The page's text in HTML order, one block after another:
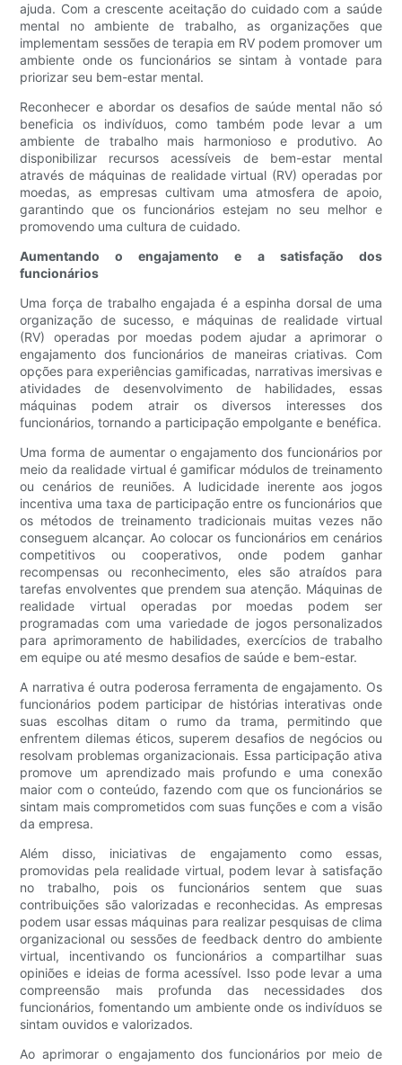
ajuda. Com a crescente aceitação do cuidado com a saúde
mental no ambiente de trabalho, as organizações que
implementam sessões de terapia em RV podem promover um
ambiente onde os funcionários se sintam à vontade para
priorizar seu bem-estar mental.
Reconhecer e abordar os desafios de saúde mental não só
beneficia os indivíduos, como também pode levar a um
ambiente de trabalho mais harmonioso e produtivo. Ao
disponibilizar recursos acessíveis de bem-estar mental
através de máquinas de realidade virtual (RV) operadas por
moedas, as empresas cultivam uma atmosfera de apoio,
garantindo que os funcionários estejam no seu melhor e
promovendo uma cultura de cuidado.
Aumentando o engajamento e a satisfação dos
funcionários
Uma força de trabalho engajada é a espinha dorsal de uma
organização de sucesso, e máquinas de realidade virtual
(RV) operadas por moedas podem ajudar a aprimorar o
engajamento dos funcionários de maneiras criativas. Com
opções para experiências gamificadas, narrativas imersivas e
atividades de desenvolvimento de habilidades, essas
máquinas podem atrair os diversos interesses dos
funcionários, tornando a participação empolgante e benéfica.
Uma forma de aumentar o engajamento dos funcionários por
meio da realidade virtual é gamificar módulos de treinamento
ou cenários de reuniões. A ludicidade inerente aos jogos
incentiva uma taxa de participação entre os funcionários que
os métodos de treinamento tradicionais muitas vezes não
conseguem alcançar. Ao colocar os funcionários em cenários
competitivos ou cooperativos, onde podem ganhar
recompensas ou reconhecimento, eles são atraídos para
tarefas envolventes que prendem sua atenção. Máquinas de
realidade virtual operadas por moedas podem ser
programadas com uma variedade de jogos personalizados
para aprimoramento de habilidades, exercícios de trabalho
em equipe ou até mesmo desafios de saúde e bem-estar.
A narrativa é outra poderosa ferramenta de engajamento. Os
funcionários podem participar de histórias interativas onde
suas escolhas ditam o rumo da trama, permitindo que
enfrentem dilemas éticos, superem desafios de negócios ou
resolvam problemas organizacionais. Essa participação ativa
promove um aprendizado mais profundo e uma conexão
maior com o conteúdo, fazendo com que os funcionários se
sintam mais comprometidos com suas funções e com a visão
da empresa.
Além disso, iniciativas de engajamento como essas,
promovidas pela realidade virtual, podem levar à satisfação
no trabalho, pois os funcionários sentem que suas
contribuições são valorizadas e reconhecidas. As empresas
podem usar essas máquinas para realizar pesquisas de clima
organizacional ou sessões de feedback dentro do ambiente
virtual, incentivando os funcionários a compartilhar suas
opiniões e ideias de forma acessível. Isso pode levar a uma
compreensão mais profunda das necessidades dos
funcionários, fomentando um ambiente onde os indivíduos se
sintam ouvidos e valorizados.
Ao aprimorar o engajamento dos funcionários por meio de